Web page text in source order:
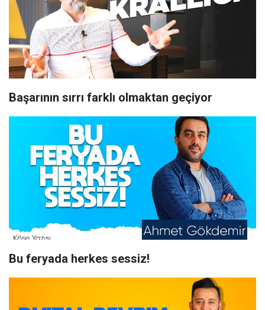
Başarının sırrı farklı olmaktan geçiyor
Bu feryada herkes sessiz!